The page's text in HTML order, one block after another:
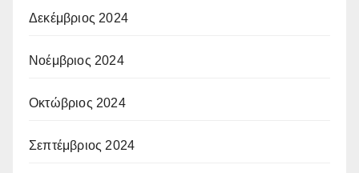
Δεκέμβριος 2024
Νοέμβριος 2024
Οκτώβριος 2024
Σεπτέμβριος 2024